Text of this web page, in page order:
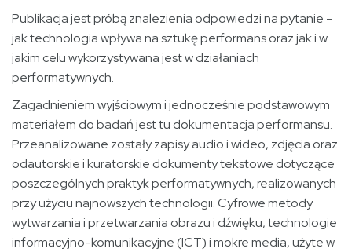
Publikacja jest próbą znalezienia odpowiedzi na pytanie -
jak technologia wpływa na sztukę performans oraz jak i w
jakim celu wykorzystywana jest w działaniach
performatywnych.
Zagadnieniem wyjściowym i jednocześnie podstawowym
materiałem do badań jest tu dokumentacja performansu.
Przeanalizowane zostały zapisy audio i wideo, zdjęcia oraz
odautorskie i kuratorskie dokumenty tekstowe dotyczące
poszczególnych praktyk performatywnych, realizowanych
przy użyciu najnowszych technologii. Cyfrowe metody
wytwarzania i przetwarzania obrazu i dźwięku, technologie
informacyjno-komunikacyjne (ICT) i mokre media, użyte w